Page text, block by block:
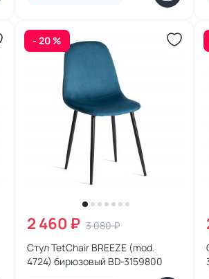
- 20 %
2 460 ₽ 3 080 ₽
Стул TetChair BREEZE (mod.
4724) бирюзовый BD-3159800